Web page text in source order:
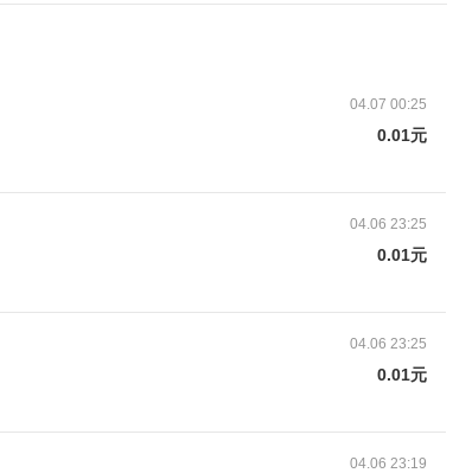
市汉台区。2009年，娶了一个和我同岁的女
然发热，我以为是感冒了，在村里诊所开了几服
04.07 00:25
0.01元
04.06 23:25
0.01元
04.06 23:25
0.01元
04.06 23:19